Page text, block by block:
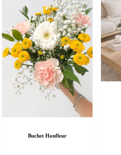
Buchet Honfleur